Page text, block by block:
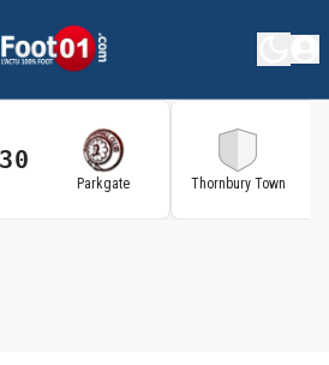
Parkgate Thornbury Town